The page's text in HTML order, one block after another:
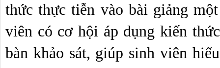
thức thực tiễn vào bài giảng
viên có cơ hội áp dụng kiến
bàn khảo sát, giúp sinh viên